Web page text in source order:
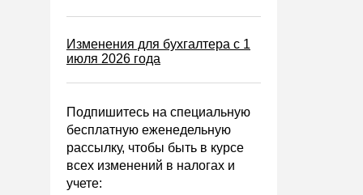
Управленческий учет
Анализ хозяйственной
Охрана труда и аттестация
Охрана труда
Изменения для бухгалтера с 1
июля 2026 года
Подпишитесь на специальную
бесплатную еженедельную
рассылку, чтобы быть в курсе
всех изменений в налогах и
учете: